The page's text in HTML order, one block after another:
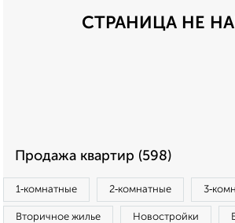
СТРАНИЦА НЕ
Продажа квартир (598)
1‑комнатные 2‑комнатные
Вторичное жилье Новостройки